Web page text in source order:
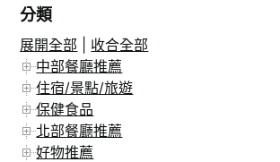
分類
展開全部
收合全部
中部餐廳推薦
住宿/景點/旅遊
保健食品
北部餐廳推薦
好物推薦